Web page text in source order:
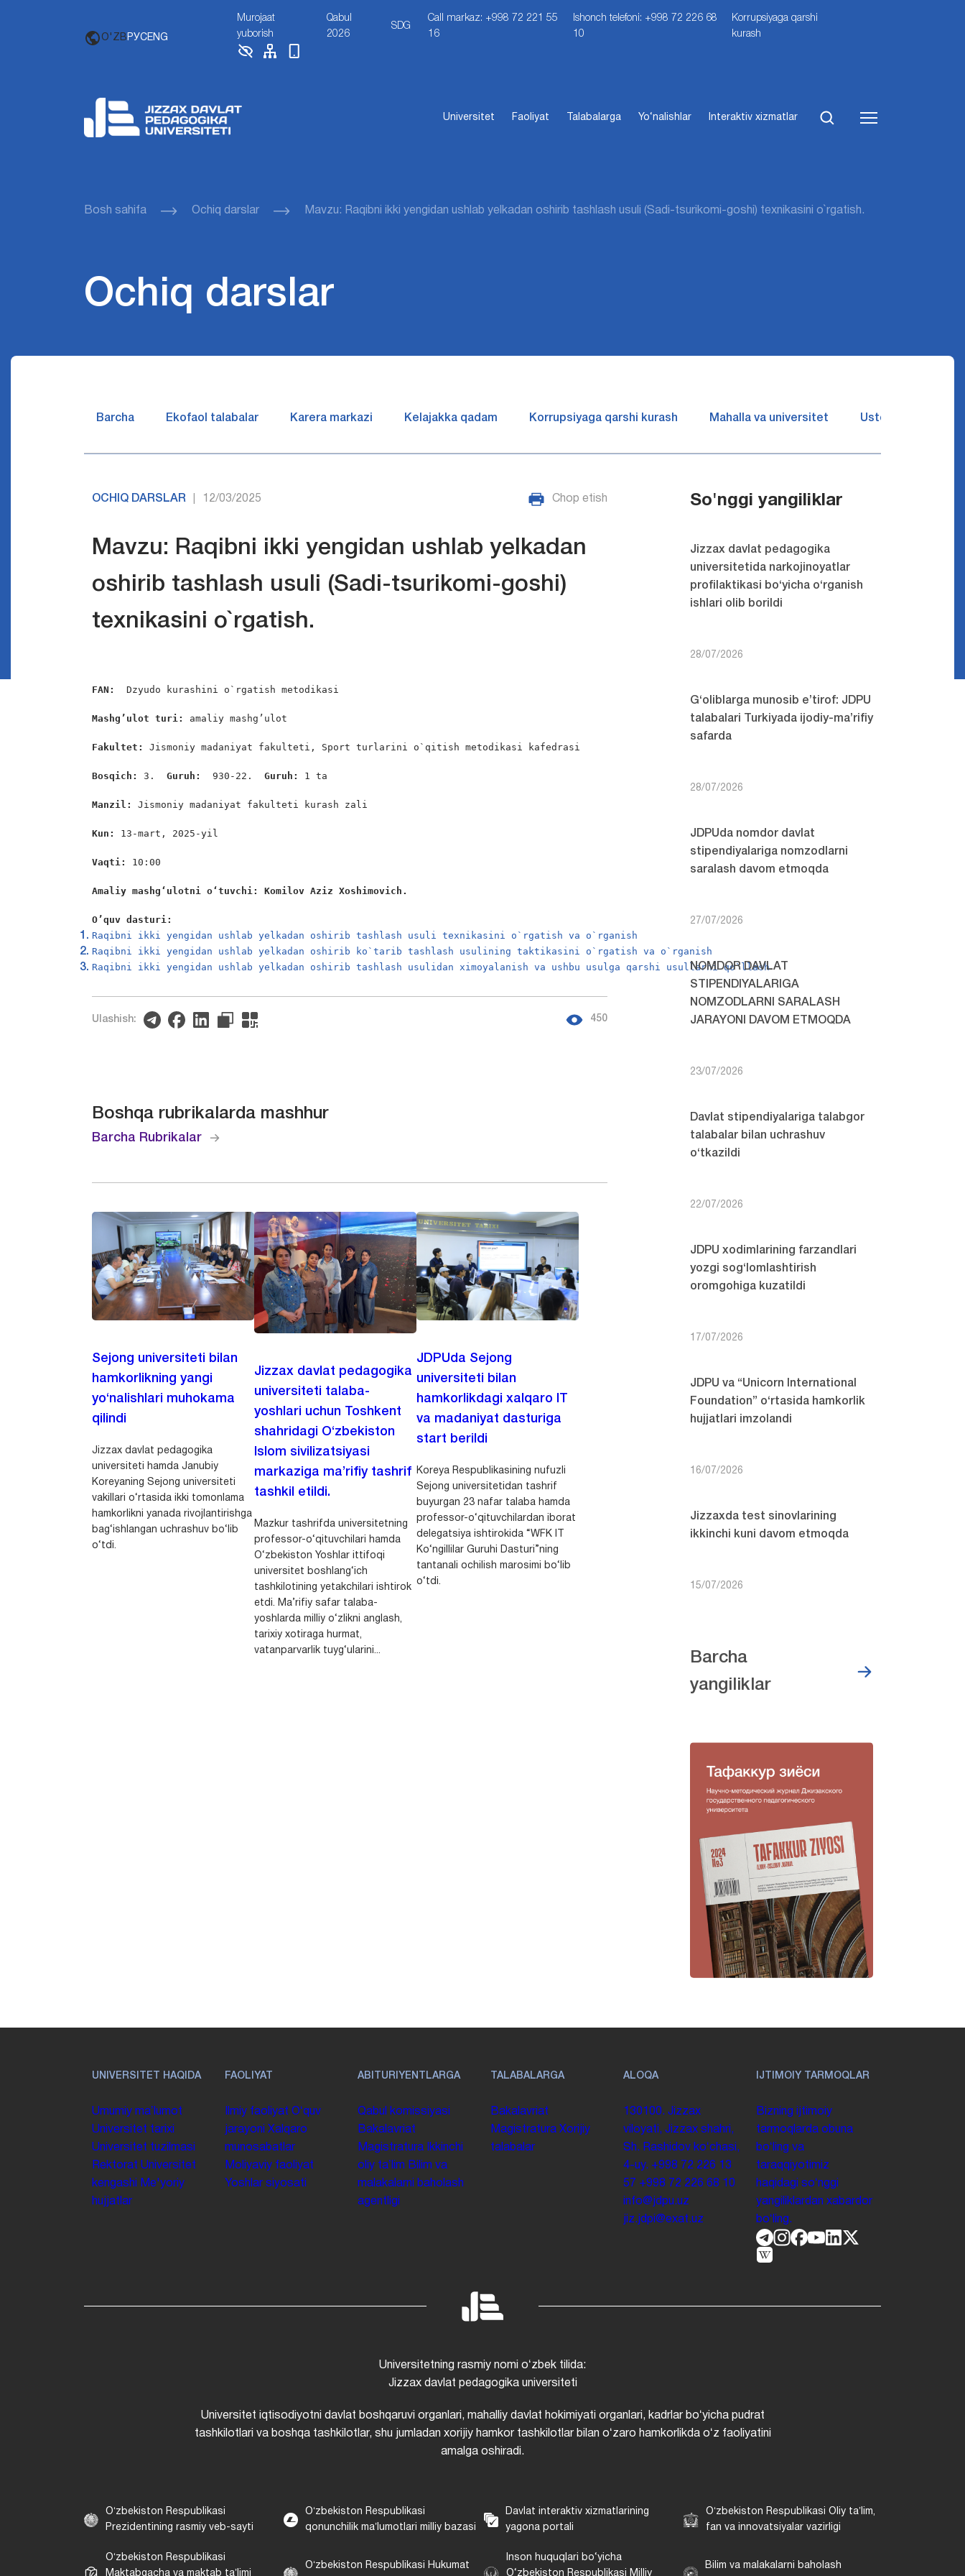
O'ZB РУСENG
Murojaat
yuborish
Qabul
2026
SDG
Call markaz: +998 72 221 55
16
Ishonch telefoni: +998 72 226 68
10
Korrupsiyaga qarshi
kurash
Universitet Faoliyat Talabalarga Yo‘nalishlar Interaktiv xizmatlar
Bosh sahifa Ochiq darslar Mavzu: Raqibni ikki yengidan ushlab yelkadan oshirib tashlash usuli (Sadi-tsurikomi-goshi) texnikasini o`rgatish.
Ochiq darslar
Barcha Ekofaol talabalar Karera markazi Kelajakka qadam Korrupsiyaga qarshi kurash Mahalla va universitet Ustozlar suhbatin
OCHIQ DARSLAR 12/03/2025 Chop etish
Mavzu: Raqibni ikki yengidan ushlab yelkadan
oshirib tashlash usuli (Sadi-tsurikomi-goshi)
texnikasini o`rgatish.
FAN: Dzyudo kurashini o`rgatish metodikasi
Mashg’ulot turi: amaliy mashg’ulot
Fakultet: Jismoniy madaniyat fakulteti, Sport turlarini o`qitish metodikasi kafedrasi
Bosqich: 3. Guruh: 930-22. Guruh: 1 ta
Manzil: Jismoniy madaniyat fakulteti kurash zali
Kun: 13-mart, 2025-yil
Vaqti: 10:00
Amaliy mashgʻulotni oʻtuvchi: Komilov Aziz Xoshimovich.
O’quv dasturi:
Raqibni ikki yengidan ushlab yelkadan oshirib tashlash usuli texnikasini o`rgatish va o`rganish
Raqibni ikki yengidan ushlab yelkadan oshirib ko`tarib tashlash usulining taktikasini o`rgatish va o`rganish
Raqibni ikki yengidan ushlab yelkadan oshirib tashlash usulidan ximoyalanish va ushbu usulga qarshi usullarni qo`llash
Ulashish: 450
Boshqa rubrikalarda mashhur
Barcha Rubrikalar
Sejong universiteti bilan
hamkorlikning yangi
yo‘nalishlari muhokama
qilindi
Jizzax davlat pedagogika
universiteti hamda Janubiy
Koreyaning Sejong universiteti
vakillari o‘rtasida ikki tomonlama
hamkorlikni yanada rivojlantirishga
bag‘ishlangan uchrashuv bo‘lib
o‘tdi.
Jizzax davlat pedagogika
universiteti talaba-
yoshlari uchun Toshkent
shahridagi O‘zbekiston
Islom sivilizatsiyasi
markaziga ma’rifiy tashrif
tashkil etildi.
Mazkur tashrifda universitetning
professor-o‘qituvchilari hamda
O‘zbekiston Yoshlar ittifoqi
universitet boshlang‘ich
tashkilotining yetakchilari ishtirok
etdi. Ma’rifiy safar talaba-
yoshlarda milliy o‘zlikni anglash,
tarixiy xotiraga hurmat,
vatanparvarlik tuyg‘ularini...
JDPUda Sejong
universiteti bilan
hamkorlikdagi xalqaro IT
va madaniyat dasturiga
start berildi
Koreya Respublikasining nufuzli
Sejong universitetidan tashrif
buyurgan 23 nafar talaba hamda
professor-o‘qituvchilardan iborat
delegatsiya ishtirokida “WFK IT
Ko‘ngillilar Guruhi Dasturi”ning
tantanali ochilish marosimi bo‘lib
o‘tdi.
So'nggi yangiliklar
Jizzax davlat pedagogika
universitetida narkojinoyatlar
profilaktikasi bo‘yicha o‘rganish
ishlari olib borildi
28/07/2026
G‘oliblarga munosib e’tirof: JDPU
talabalari Turkiyada ijodiy-ma’rifiy
safarda
28/07/2026
JDPUda nomdor davlat
stipendiyalariga nomzodlarni
saralash davom etmoqda
27/07/2026
NOMDOR DAVLAT
STIPENDIYALARIGA
NOMZODLARNI SARALASH
JARAYONI DAVOM ETMOQDA
23/07/2026
Davlat stipendiyalariga talabgor
talabalar bilan uchrashuv
o‘tkazildi
22/07/2026
JDPU xodimlarining farzandlari
yozgi sog‘lomlashtirish
oromgohiga kuzatildi
17/07/2026
JDPU va “Unicorn International
Foundation” o‘rtasida hamkorlik
hujjatlari imzolandi
16/07/2026
Jizzaxda test sinovlarining
ikkinchi kuni davom etmoqda
15/07/2026
Barcha
yangiliklar
UNIVERSITET HAQIDA
Umumiy maʼlumot
Universitet tarixi
Universitet tuzilmasi
Rektorat Universitet
kengashi
Me'yoriy
hujjatlar
FAOLIYAT
Ilmiy faoliyat Oʻquv
jarayoni Xalqaro
munosabatlar
Moliyaviy faoliyat
Yoshlar siyosati
ABITURIYENTLARGA
Qabul komissiyasi
Bakalavriat
Magistratura
Ikkinchi
oliy taʼlim Bilim va
malakalarni baholash
agentligi
TALABALARGA
Bakalavriat
Magistratura Xorijiy
talabalar
ALOQA
130100. Jizzax
viloyati, Jizzax shahri,
Sh. Rashidov koʻchasi,
4-uy. +998 72 226 13
57 +998 72 226 68 10
info@jdpu.uz
jiz.jdpi@exat.uz
IJTIMOIY TARMOQLAR
Bizning ijtimoiy
tarmoqlarda obuna
boʻling va
taraqqiyotimiz
haqidagi soʻnggi
yangiliklardan xabardor
boʻling.
Universitetning rasmiy nomi oʻzbek tilida:
Jizzax davlat pedagogika universiteti
Universitet iqtisodiyotni davlat boshqaruvi organlari, mahalliy davlat hokimiyati organlari, kadrlar boʻyicha pudrat
tashkilotlari va boshqa tashkilotlar, shu jumladan xorijiy hamkor tashkilotlar bilan oʻzaro hamkorlikda oʻz faoliyatini
amalga oshiradi.
Oʻzbekiston Respublikasi
Prezidentining rasmiy veb-sayti
Oʻzbekiston Respublikasi
qonunchilik maʼlumotlari milliy bazasi
Davlat interaktiv xizmatlarining
yagona portali
Oʻzbekiston Respublikasi Oliy taʼlim,
fan va innovatsiyalar vazirligi
Oʻzbekiston Respublikasi
Maktabgacha va maktab taʼlimi
Oʻzbekiston Respublikasi Hukumat
Inson huquqlari bo‘yicha
O‘zbekiston Respublikasi Milliy
Bilim va malakalarni baholash